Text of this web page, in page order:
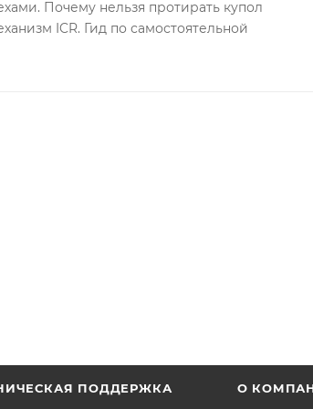
Почему нельзя протирать купол
ICR. Гид по самостоятельной
ПОДДЕРЖКА
О